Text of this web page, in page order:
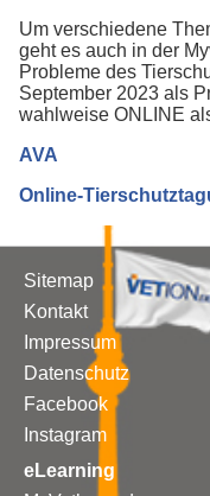
Um verschiedene
geht es auch in der
Probleme des
September 2023 als
wahlweise ONLINE
AVA
Online-
Sitemap
Kontakt
Impressum
Datenschutz
Facebook
Instagram
eLearning